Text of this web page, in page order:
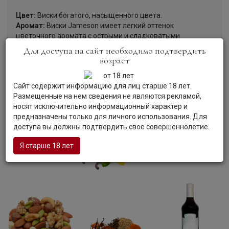
Цвет: Виски богатого, насыщенного цвета.
Аромат: Виски Jameson имеет легкий оттенок
цветочного аромата с острыми и сладковатыми
Вкус:Идеальное сочетание пряных, ореховых и
ванильных акцентов с намеком на сладость хереса и
исключительную мягкость.
Гастрономия:Виски является прекрасным дижестивом.
Для доступа на сайт необходимо подтвердить
возраст
Сайт содержит информацию для лиц старше 18 лет.
Размещенные на нем сведения не являются рекламой,
носят исключительно информационный характер и
предназначены только для личного использования. Для
доступа вы должны подтвердить свое совершеннолетие.
Я старше 18 лет